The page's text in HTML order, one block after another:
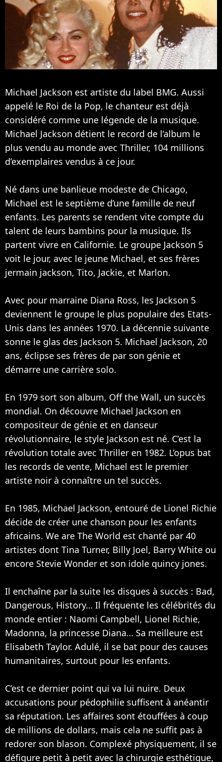
Michael Jackson est artiste du label BMG. Aussi
appelé le Roi de la Pop, le chanteur est déjà
considéré comme une légende de la musique.
Michael Jackson détient le record de l’album le
plus vendu au monde avec Thriller, 104 millions
d’exemplaires vendus à ce jour.
Né dans une banlieue modeste de Chicago,
Michael est le septième d’une famille de neuf
enfants. Les parents se rendent vite compte du
talent de leurs bambins pour la musique. Ils
partent vivre en Californie. Le groupe Jackson 5
voit le jour, avec le jeune Michael, et ses frères
jermain jackson, Tito, Jackie, et Marlon.
Avec pour marraine Diana Ross, les Jackson 5
deviennent le groupe le plus populaire des Etats-
Unis dans les années 1970. La décennie suivante
sonne le glas des Jackson 5. Michael Jackson, 20
ans, éclipse ses frères de par son génie et
démarre une carrière solo.
En 1979 sort son album, Off the Wall, un succès
mondial. On découvre Michael Jackson en
compositeur de génie et en danseur
révolutionnaire, le style Jackson est né. C’est la
révolution totale avec Thriller en 1982. L’opus bat
les records de vente, Michael est le premier
artiste noir à connaître un tel succès.
En 1985, Michael Jackson, entouré de Lionel Richie
décide de créer une chanson pour les enfants
africains. We are The World est chanté par 40
artistes dont Tina Turner, Billy Joel, Barry White ou
encore Stevie Wonder et son idole quincy jones.
Il enchaîne par la suite les disques à succès : Bad,
Dangerous, History… Il fréquente les célébrités du
monde entier : Naomi Campbell, Lionel Richie,
Madonna, la princesse Diana… Sa meilleure est
Elisabeth Taylor. Adulé, il se bat pour des causes
humanitaires, surtout pour les enfants.
C’est ce dernier point qui va lui nuire. Deux
accusations pour pédophilie suffisent à anéantir
sa réputation. Les affaires sont étouffées à coup
de millions de dollars, mais cela ne suffit pas à
redorer son blason. Complexé physiquement, il se
défigure petit à petit avec la chirurgie esthétique,